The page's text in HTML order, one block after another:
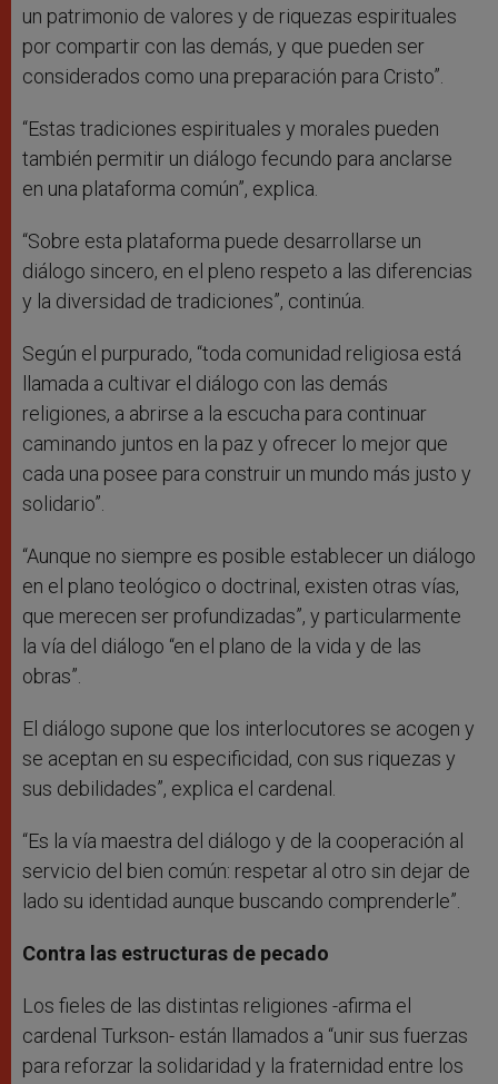
un patrimonio de valores y de riquezas espirituales
por compartir con las demás, y que pueden ser
considerados como una preparación para Cristo”.
“Estas tradiciones espirituales y morales pueden
también permitir un diálogo fecundo para anclarse
en una plataforma común”, explica.
“Sobre esta plataforma puede desarrollarse un
diálogo sincero, en el pleno respeto a las diferencias
y la diversidad de tradiciones”, continúa.
Según el purpurado, “toda comunidad religiosa está
llamada a cultivar el diálogo con las demás
religiones, a abrirse a la escucha para continuar
caminando juntos en la paz y ofrecer lo mejor que
cada una posee para construir un mundo más justo y
solidario”.
“Aunque no siempre es posible establecer un diálogo
en el plano teológico o doctrinal, existen otras vías,
que merecen ser profundizadas”, y particularmente
la vía del diálogo “en el plano de la vida y de las
obras”.
El diálogo supone que los interlocutores se acogen y
se aceptan en su especificidad, con sus riquezas y
sus debilidades”, explica el cardenal.
“Es la vía maestra del diálogo y de la cooperación al
servicio del bien común: respetar al otro sin dejar de
lado su identidad aunque buscando comprenderle”.
Contra las estructuras de pecado
Los fieles de las distintas religiones -afirma el
cardenal Turkson- están llamados a “unir sus fuerzas
para reforzar la solidaridad y la fraternidad entre los